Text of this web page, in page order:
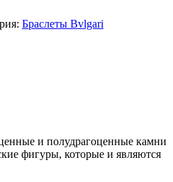
Браслеты Bvlgari
и полудрагоценные камни
фигуры, которые и являются